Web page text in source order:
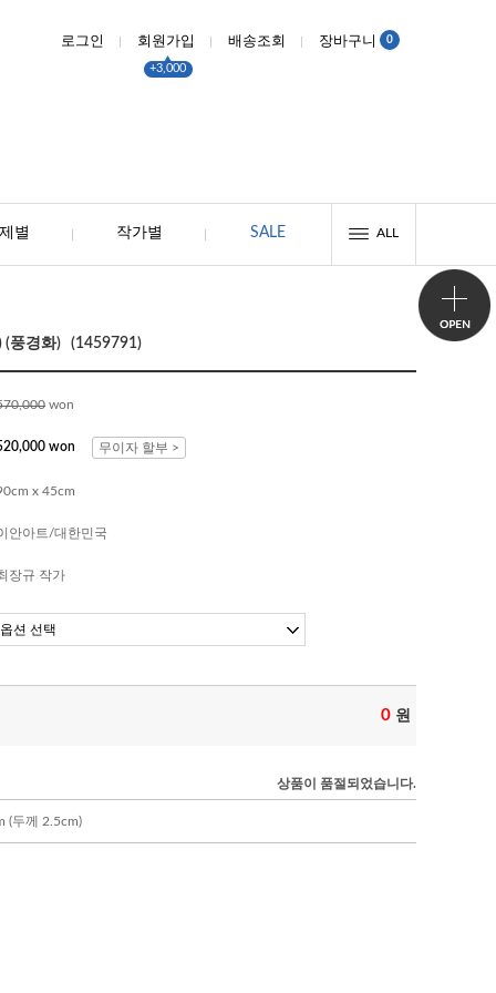
로그인 회원가입
+3,000
배송조회 장바구니 0
별 작가별 SALE ALL
(풍경화) (1459791)
won
won 무이자 할부 >
x 45cm
안아트/대한민국
장규 작가
0 원
상품이 품절되었습니다.
(두께 2.5cm)